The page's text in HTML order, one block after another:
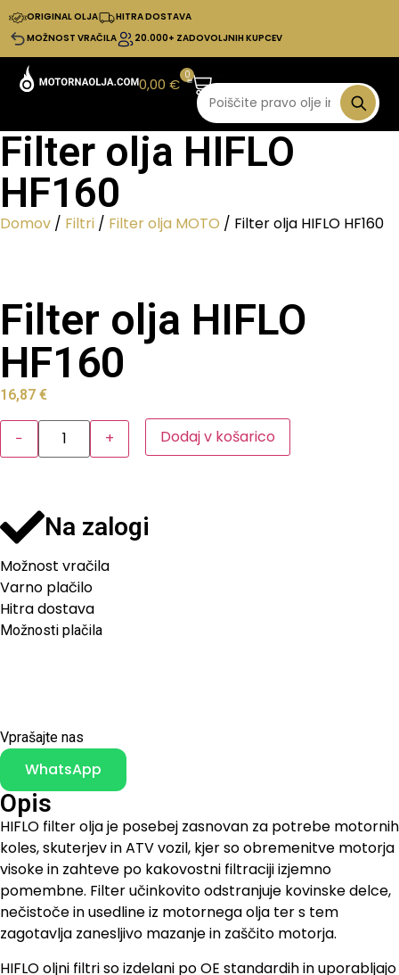
ORIGINAL OLJA
HITRA DOSTAVA
MOŽNOST VRAČILA
20.000+ ZADOVOLJNIH KUPCEV
0,00€
0
Filter olja HIFLO
HF160
Domov / Filtri / Filter olja MOTO / Filter olja HIFLO HF160
Filter olja HIFLO
HF160
16,87 €
− + Dodaj v košarico
Na zalogi
Možnost vračila
Varno plačilo
Hitra dostava
Možnosti plačila
Vprašajte nas
WhatsApp
Opis
HIFLO filter olja je posebej zasnovan za potrebe motornih
koles, skuterjev in ATV vozil, kjer so obremenitve motorja
visoke in zahteve po kakovostni filtraciji izjemno
pomembne. Filter učinkovito odstranjuje kovinske delce,
nečistoče in usedline iz motornega olja ter s tem
zagotavlja zanesljivo mazanje in zaščito motorja.
HIFLO oljni filtri so izdelani po OE standardih in uporabljajo